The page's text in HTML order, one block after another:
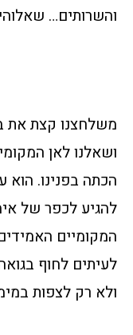
והשרותים…
משלחצנו קצת את
ושאלנו לאן
הכתה בפנינו. הוא
להגיע לכפר של
המקומיים
לעיתים לחוף
ולא רק לצפות